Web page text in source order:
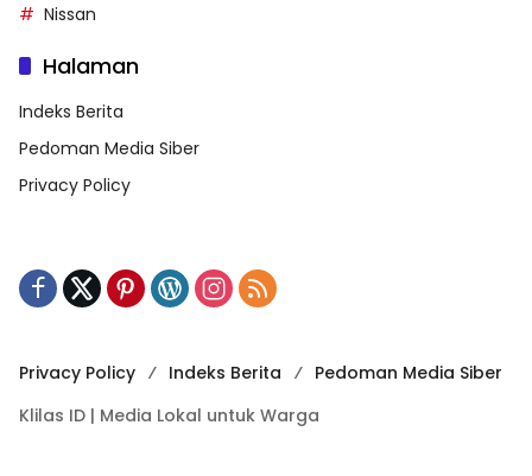
Nissan
Halaman
Indeks Berita
Pedoman Media Siber
Privacy Policy
Privacy Policy Indeks Berita
Pedoman Media Siber
Klilas ID | Media Lokal untuk Warga